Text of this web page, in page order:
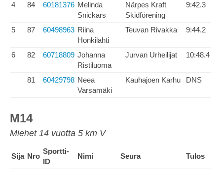
4 84 60181376 Melinda
Snickars
Närpes Kraft
Skidförening
9:42.3
5 87 60498963 Riina
Honkilahti
Teuvan Rivakka 9:44.2
6 82 60718809 Johanna
Ristiluoma
Jurvan Urheilijat 10:48.4
81 60429798 Neea
Varsamäki
Kauhajoen Karhu DNS
M14
Miehet 14 vuotta 5 km V
Sija Nro
Sportti-
ID
Nimi Seura Tulos